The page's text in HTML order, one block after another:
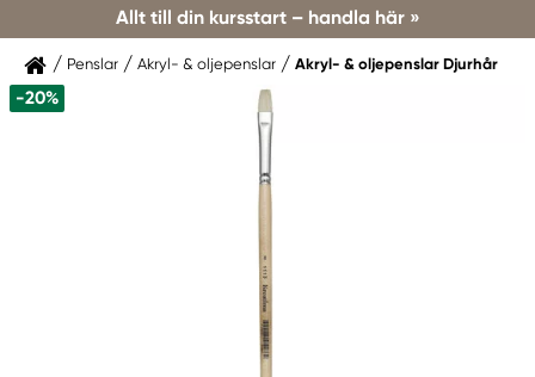
Allt till din kursstart – handla här »
Penslar Akryl- & oljepenslar Akryl- & oljepenslar Djurhår
-20%